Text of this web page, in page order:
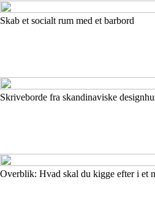
Skab et socialt rum med et barbord
Skriveborde fra skandinaviske
Overblik: Hvad skal du kigge efter i et